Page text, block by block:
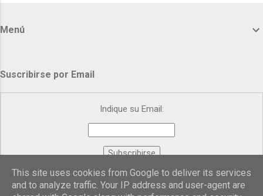
t
s
Menú
Suscribirse por Email
Indique su Email:
Proporcionado porFeedBurner
This site uses cookies from Google to deliver its services
and to analyze traffic. Your IP address and user-agent are